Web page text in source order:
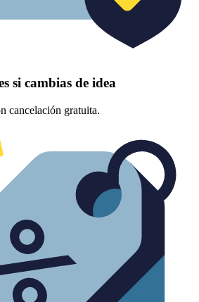
si cambias de idea
cancelación gratuita.